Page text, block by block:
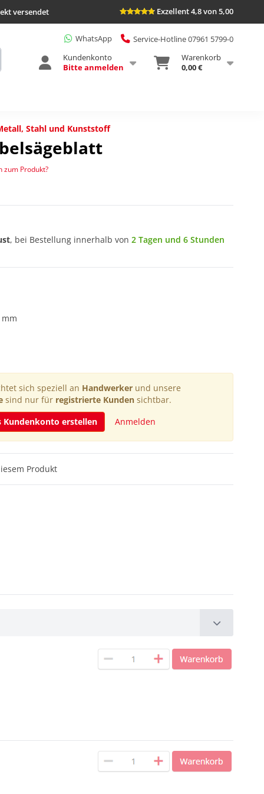
versendet Exzellent 4,8 von 5,00
WhatsApp
Service-Hotline 07961 5799-0
Kundenkonto
Bitte anmelden
Warenkorb
0,00 €
Stahl und Kunststoff
zum Produkt?
, bei Bestellung innerhalb von 2 Tagen und 6 Stunden
sich speziell an Handwerkerund unsere
sind nur für registrierte Kunden sichtbar.
Kundenkonto erstellen
Anmelden
Produkt